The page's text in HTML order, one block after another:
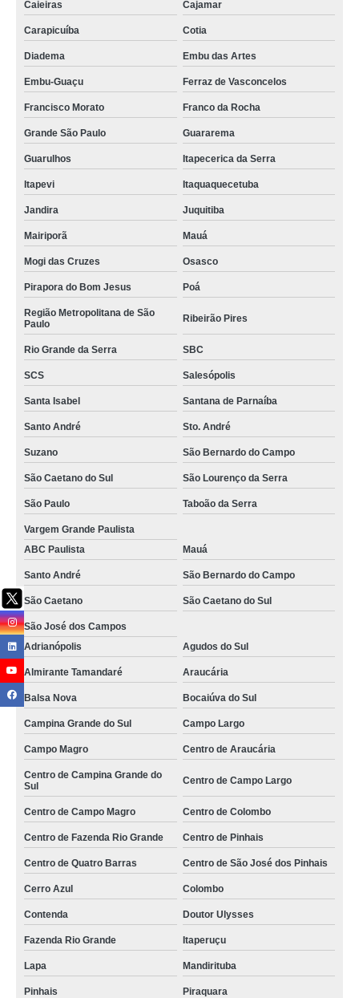
terceirização de descarregamento de carga preço Santo André
terceirização de descarga de mercadorias preço Alto de Pinheiros
empresa especializada em terceirização de descarga de caminhão
empresa especializada em terceirização de carga e descarga de
mercadorias Embu das Artes
empresa especializada em terceirização de conferente carga e descarga
terceirização de descarga de mercadorias São Caetano do Sul
empresa especializada em terceirização de cargas São Caetano do Sul
terceirização de carga e descarga de mercadorias Alto da Boa Vista
onde tem terceirização de conferente carga e descarga Jardins
terceirização de carga de descarga Ponta Grossa
terceirização de carga e descarga de caminhão Maringá
terceirização de carga e descarga preço Monte Mor
terceirização de carga de descarga Arapongas
terceirização de descarga de caminhão preço Santana
terceirização de carga e descarga preço Porto Real
terceirização de cargas preço Mairinque
onde tem terceirização de cargas Mandirituba
onde tem terceirização de cargas Paranavaí
empresa especializada em terceirização de cargas São José dos Pinhais
terceirização de descargas Tremembé
empresa especializada em terceirização de carga e descarga de
mercadorias Guararema
terceirização de conferente carga e descarga preço Almirante Tamandaré
empresa especializada em terceirização de conferente de cargas Monte Mor
onde tem terceirização de descargas Quitandinha
terceirização de conferente de cargas e descargas preço Jabaquara
empresa especializada em terceirização de carga de descarga Guararema
empresa especializada em terceirização de carga e descarga Queimados
onde tem terceirização de conferente de cargas Itapevi
terceirização de descarga de caminhão Araraquara
terceirização de descarregamento de carga Cajamar
Caieiras Cajamar
Carapicuíba Cotia
Diadema Embu das Artes
Embu-Guaçu Ferraz de Vasconcelos
Francisco Morato Franco da Rocha
Grande São Paulo Guararema
Guarulhos Itapecerica da Serra
Itapevi Itaquaquecetuba
Jandira Juquitiba
Mairiporã Mauá
Mogi das Cruzes Osasco
Pirapora do Bom Jesus Poá
Região Metropolitana de São
Paulo
Ribeirão Pires
Rio Grande da Serra SBC
SCS Salesópolis
Santa Isabel Santana de Parnaíba
Santo André Sto. André
Suzano São Bernardo do Campo
São Caetano do Sul São Lourenço da Serra
São Paulo Taboão da Serra
Vargem Grande Paulista
ABC Paulista
Mauá
Santo André São Bernardo do Campo
São Caetano São Caetano do Sul
São José dos Campos
Adrianópolis
Agudos do Sul
Almirante Tamandaré Araucária
Balsa Nova Bocaiúva do Sul
Campina Grande do Sul Campo Largo
Campo Magro Centro de Araucária
Centro de Campina Grande do
Sul
Centro de Campo Largo
Centro de Campo Magro Centro de Colombo
Centro de Fazenda Rio Grande Centro de Pinhais
Centro de Quatro Barras Centro de São José dos Pinhais
Cerro Azul Colombo
Contenda Doutor Ulysses
Fazenda Rio Grande Itaperuçu
Lapa Mandirituba
Pinhais Piraquara